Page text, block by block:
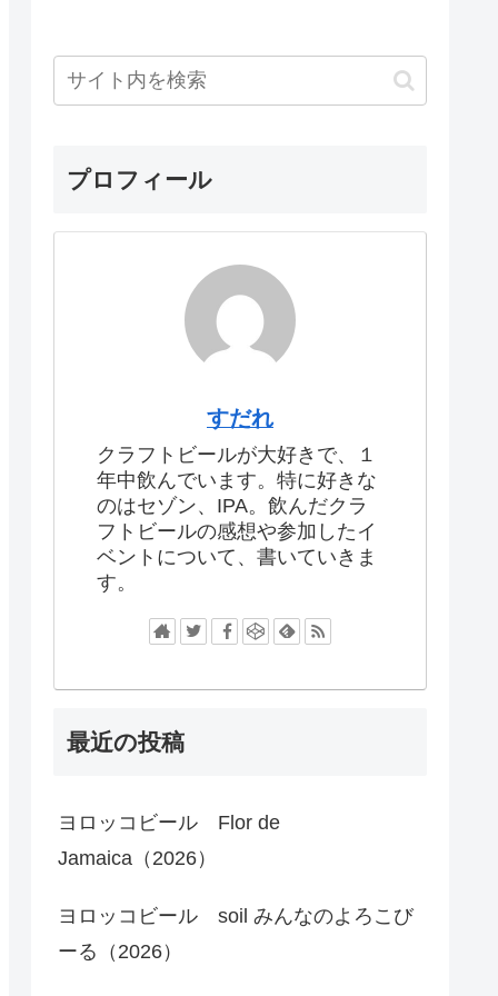
プロフィール
すだれ
クラフトビールが大好きで、１
年中飲んでいます。特に好きな
のはセゾン、IPA。飲んだクラ
フトビールの感想や参加したイ
ベントについて、書いていきま
す。
最近の投稿
ヨロッコビール Flor de
Jamaica（2026）
ヨロッコビール soil みんなのよろこび
ーる（2026）